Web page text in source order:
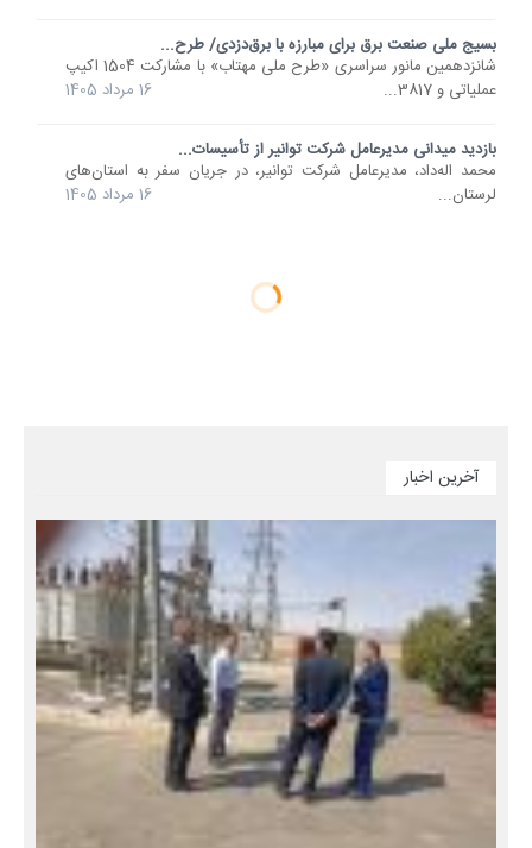
بسیج ملی صنعت برق برای مبارزه با برق‌دزدی/ طرح...
شانزدهمین مانور سراسری «طرح ملی مهتاب» با مشارکت 1504 اکیپ
عملیاتی و 3817...
16 مرداد 1405
بازدید میدانی مدیرعامل شرکت توانیر از تأسیسات...
محمد اله‌داد، مدیرعامل شرکت توانیر، در جریان سفر به استان‌های
لرستان...
16 مرداد 1405
آخرین اخبار